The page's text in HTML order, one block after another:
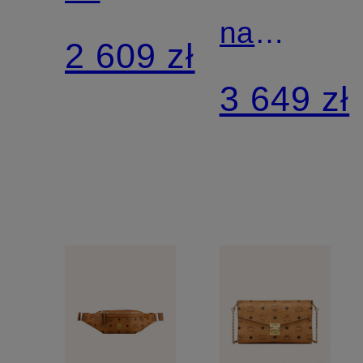
ramię
AREN
2 609 zł
na
ramię
AREN
3 649 zł